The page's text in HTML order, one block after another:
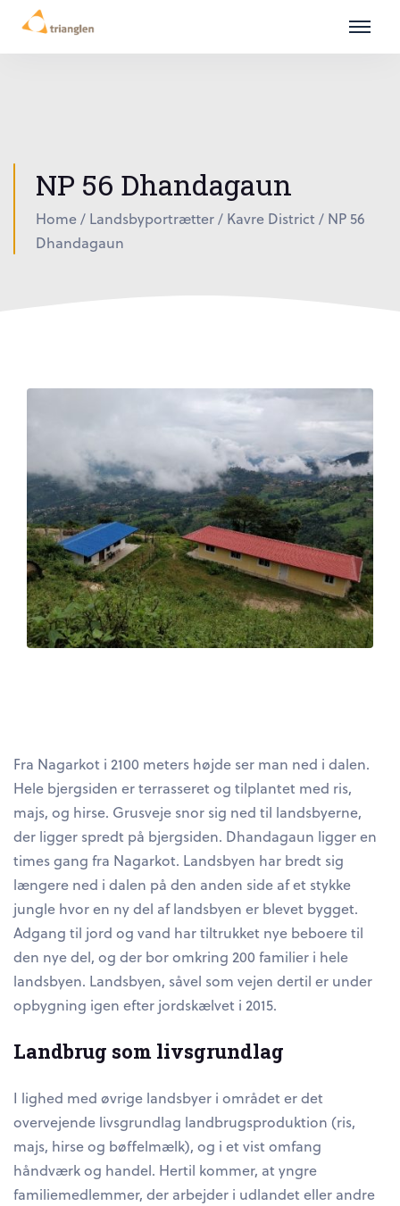
NP 56 Dhandagaun
Home/ Landsbyportrætter/ Kavre District / NP 56
Dhandagaun
Fra Nagarkot i 2100 meters højde ser man ned i dalen.
Hele bjergsiden er terrasseret og tilplantet med ris,
majs, og hirse. Grusveje snor sig ned til landsbyerne,
der ligger spredt på bjergsiden. Dhandagaun ligger en
times gang fra Nagarkot. Landsbyen har bredt sig
længere ned i dalen på den anden side af et stykke
jungle hvor en ny del af landsbyen er blevet bygget.
Adgang til jord og vand har tiltrukket nye beboere til
den nye del, og der bor omkring 200 familier i hele
landsbyen. Landsbyen, såvel som vejen dertil er under
opbygning igen efter jordskælvet i 2015.
Landbrug som livsgrundlag
I lighed med øvrige landsbyer i området er det
overvejende livsgrundlag landbrugsproduktion (ris,
majs, hirse og bøffelmælk), og i et vist omfang
håndværk og handel. Hertil kommer, at yngre
familiemedlemmer, der arbejder i udlandet eller andre